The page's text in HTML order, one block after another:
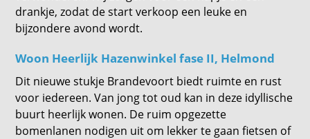
drankje, zodat de start verkoop een leuke en
bijzondere avond wordt.
Woon Heerlijk Hazenwinkel fase II, Helmond
Dit nieuwe stukje Brandevoort biedt ruimte en rust
voor iedereen. Van jong tot oud kan in deze idyllische
buurt heerlijk wonen. De ruim opgezette
bomenlanen nodigen uit om lekker te gaan fietsen of